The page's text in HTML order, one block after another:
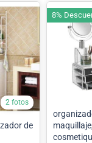
2 fotos
de
8%